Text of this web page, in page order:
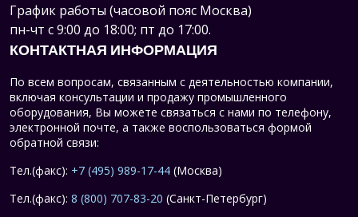
График работы (часовой пояс Москва)
пн-чт с 9:00 до 18:00; пт до 17:00.
КОНТАКТНАЯ ИНФОРМАЦИЯ
По всем вопросам, связанным с деятельностью компании,
включая консультации и продажу промышленного
оборудования, Вы можете связаться с нами по телефону,
электронной почте, а также воспользоваться формой
обратной связи:
Тел.(факс): +7 (495) 989-17-44 (Москва)
Тел.(факс): 8 (800) 707-83-20 (Санкт-Петербург)